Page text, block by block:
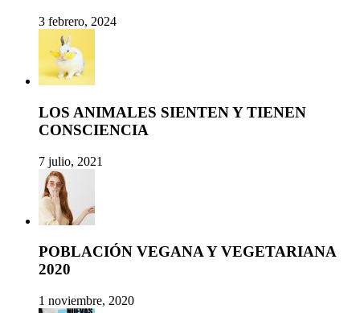
3 febrero, 2024
LOS ANIMALES SIENTEN Y TIENEN
CONSCIENCIA
7 julio, 2021
POBLACIÓN VEGANA Y VEGETARIANA
2020
1 noviembre, 2020